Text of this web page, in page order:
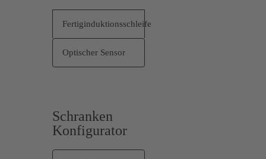
Fertiginduktionsschleife
Optischer Sensor
Schranken
Konfigurator